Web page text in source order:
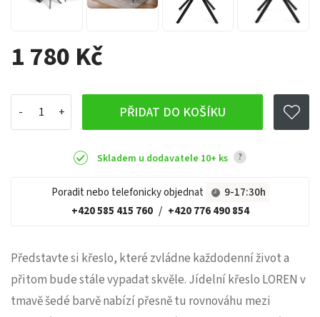
1 780 Kč
PŘIDAT DO KOŠÍKU
Skladem u dodavatele 10+ ks ?
Poradit nebo telefonicky objednat
9-17:30h
+420 585 415 760 / +420 776 490 854
Představte si křeslo, které zvládne každodenní život a
přitom bude stále vypadat skvěle. Jídelní křeslo LOREN v
tmavě šedé barvě nabízí přesně tu rovnováhu mezi